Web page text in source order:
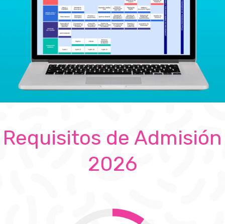
Requisitos de Admisión
2026